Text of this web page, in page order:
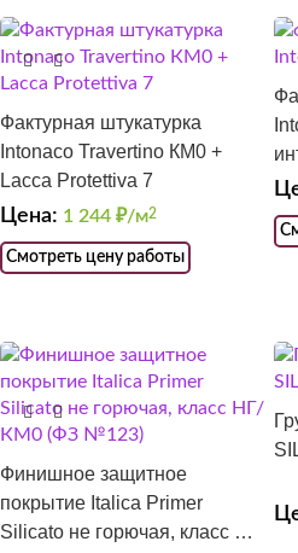
Фактурная штукатурка
Intonaco Travertino КМ0 +
Lacca Protettiva 7
Цена: 1 244 ₽/м2
Смотреть цену работы
Финишное защитное
покрытие Italica Primer
Silicato не горючая, класс НГ/